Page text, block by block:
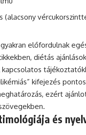
(alacsony
előfordulnak
diétás
kifejezés
ezért
és